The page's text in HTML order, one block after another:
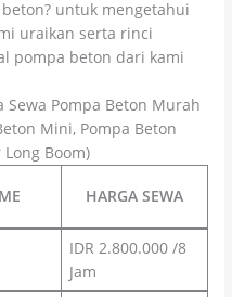
untuk mengetahui
uraikan serta rinci
pompa beton dari kami
Sewa Pompa Beton Murah
Mini, Pompa Beton
Boom)
HARGA SEWA
IDR 2.800.000 /8
Jam